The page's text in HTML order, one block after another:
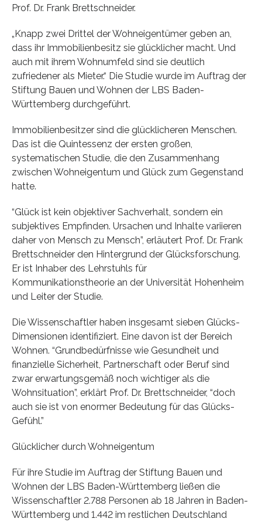
Prof. Dr. Frank Brettschneider.
„Knapp zwei Drittel der Wohneigentümer geben an,
dass ihr Immobilienbesitz sie glücklicher macht. Und
auch mit ihrem Wohnumfeld sind sie deutlich
zufriedener als Mieter.“ Die Studie wurde im Auftrag der
Stiftung Bauen und Wohnen der LBS Baden-
Württemberg durchgeführt.
Immobilienbesitzer sind die glücklicheren Menschen.
Das ist die Quintessenz der ersten großen,
systematischen Studie, die den Zusammenhang
zwischen Wohneigentum und Glück zum Gegenstand
hatte.
“Glück ist kein objektiver Sachverhalt, sondern ein
subjektives Empfinden. Ursachen und Inhalte variieren
daher von Mensch zu Mensch”, erläutert Prof. Dr. Frank
Brettschneider den Hintergrund der Glücksforschung.
Er ist Inhaber des Lehrstuhls für
Kommunikationstheorie an der Universität Hohenheim
und Leiter der Studie.
Die Wissenschaftler haben insgesamt sieben Glücks-
Dimensionen identifiziert. Eine davon ist der Bereich
Wohnen. “Grundbedürfnisse wie Gesundheit und
finanzielle Sicherheit, Partnerschaft oder Beruf sind
zwar erwartungsgemäß noch wichtiger als die
Wohnsituation”, erklärt Prof. Dr. Brettschneider, “doch
auch sie ist von enormer Bedeutung für das Glücks-
Gefühl.”
Glücklicher durch Wohneigentum
Für ihre Studie im Auftrag der Stiftung Bauen und
Wohnen der LBS Baden-Württemberg ließen die
Wissenschaftler 2.788 Personen ab 18 Jahren in Baden-
Württemberg und 1.442 im restlichen Deutschland